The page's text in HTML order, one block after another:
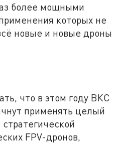
более мощными
которых не
новые и новые дроны
что в этом году ВКС
применять целый
FPV-дронов,